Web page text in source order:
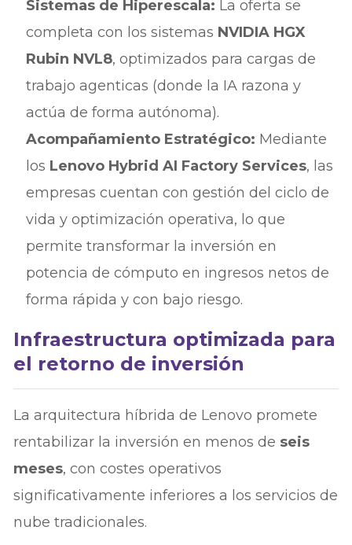
Sistemas de Hiperescala: La oferta se
completa con los sistemas NVIDIA HGX
Rubin NVL8, optimizados para cargas de
trabajo agenticas (donde la IA razona y
actúa de forma autónoma).
Acompañamiento Estratégico: Mediante
los Lenovo Hybrid AI Factory Services, las
empresas cuentan con gestión del ciclo de
vida y optimización operativa, lo que
permite transformar la inversión en
potencia de cómputo en ingresos netos de
forma rápida y con bajo riesgo.
Infraestructura optimizada para
el retorno de inversión
La arquitectura híbrida de Lenovo promete
rentabilizar la inversión en menos de seis
meses, con costes operativos
significativamente inferiores a los servicios de
nube tradicionales.